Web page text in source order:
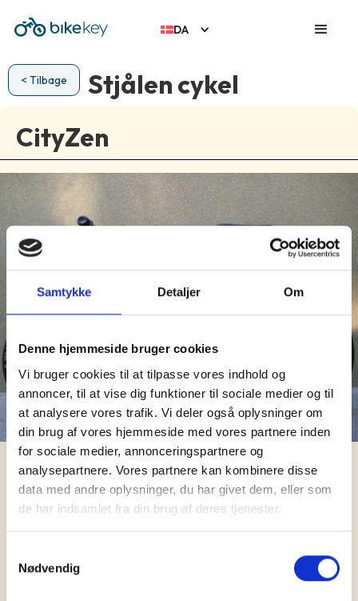
Samtykke Detaljer Om
Denne hjemmeside bruger cookies
Vi bruger cookies til at tilpasse vores indhold og
annoncer, til at vise dig funktioner til sociale medier og til
at analysere vores trafik. Vi deler også oplysninger om
din brug af vores hjemmeside med vores partnere inden
for sociale medier, annonceringspartnere og
analysepartnere. Vores partnere kan kombinere disse
data med andre oplysninger, du har givet dem, eller som
de har indsamlet fra din brug af deres tjenester.
Nødvendig
DA
< Tilbage
Stjålen cykel
CityZen
Dusør:
Lokation:
Ikke angivet
Model:
Kategori: